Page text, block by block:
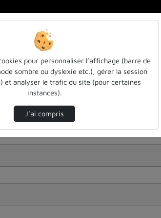
pour personnaliser l’affichage (barre de
sombre ou dyslexie etc.), gérer la session
et analyser le trafic du site (pour certaines
instances).
J’ai compris